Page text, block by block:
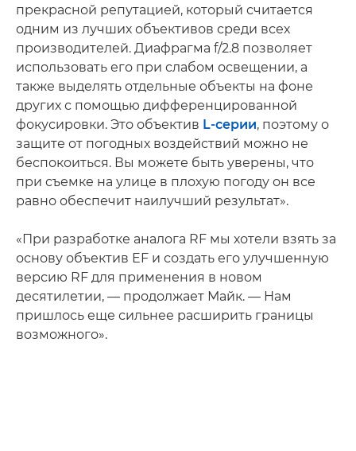
прекрасной репутацией, который считается
одним из лучших объективов среди всех
производителей. Диафрагма f/2.8 позволяет
использовать его при слабом освещении, а
также выделять отдельные объекты на фоне
других с помощью дифференцированной
фокусировки. Это объектив L-серии, поэтому о
защите от погодных воздействий можно не
беспокоиться. Вы можете быть уверены, что
при съемке на улице в плохую погоду он все
равно обеспечит наилучший результат».
«При разработке аналога RF мы хотели взять за
основу объектив EF и создать его улучшенную
версию RF для применения в новом
десятилетии, — продолжает Майк. — Нам
пришлось еще сильнее расширить границы
возможного».